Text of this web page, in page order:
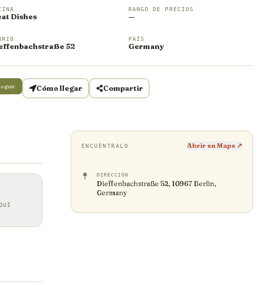
Dishes
RANGO DE PRECIOS
—
52
PAÍS
Germany
Cómo llegar Compartir
ENCUÉNTRALO Abrir en Maps ↗
DIRECCIÓN
Dieffenbachstraße 52, 10967 Berlin,
Germany